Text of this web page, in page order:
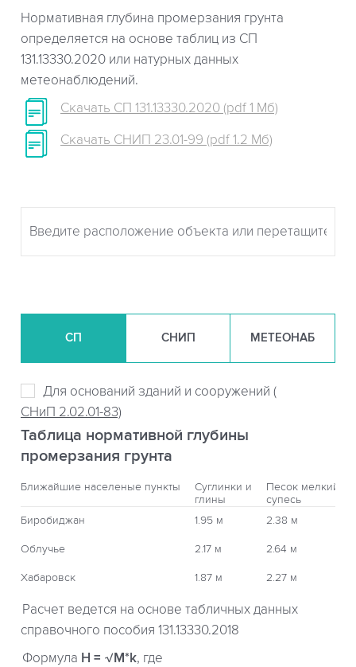
Нормативная глубина промерзания грунта
определяется на основе таблиц из СП
131.13330.2020 или натурных данных
метеонаблюдений.
Скачать СП 131.13330.2020 (pdf 1 Мб)
Скачать СНИП 23.01-99 (pdf 1.2 Мб)
СП СНИП МЕТЕОНАБ
Для оснований зданий и сооружений (
СНиП 2.02.01-83)
Таблица нормативной глубины
промерзания грунта
Ближайшие населеные пункты
Суглинки и
глины
Песок мелкий,
супесь
Биробиджан
1.95 м 2.38 м
Облучье 2.17 м 2.64 м
Хабаровск 1.87 м 2.27 м
Расчет ведется на основе табличных данных
справочного пособия 131.13330.2018
Формула H = √M*k, где